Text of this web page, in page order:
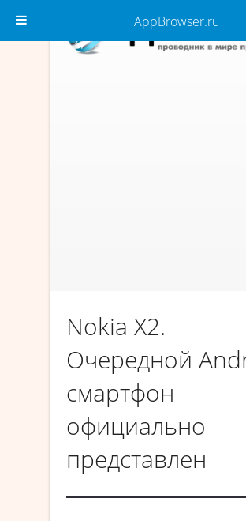
Nokia X2.
Очередной
смартфон
официально
представлен
AppBrowser.ru